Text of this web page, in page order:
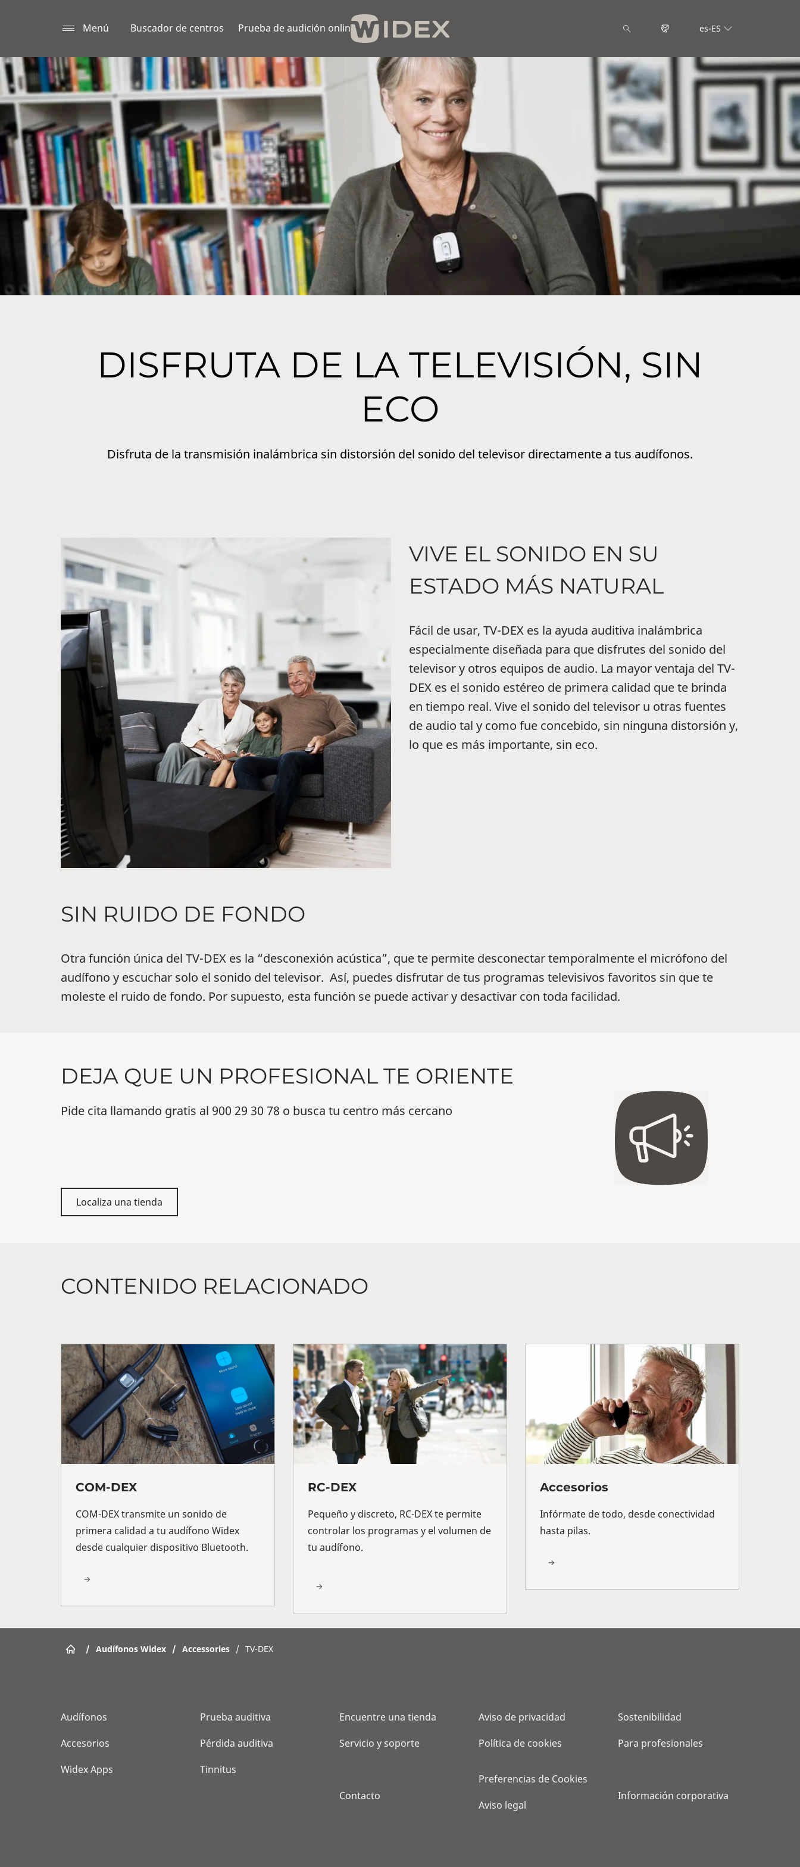
Menú Buscador de centros Prueba de audición online es-ES
DISFRUTA DE LA TELEVISIÓN, SIN
ECO
Disfruta de la transmisión inalámbrica sin distorsión del sonido del televisor directamente a tus audífonos.
VIVE EL SONIDO EN SU
ESTADO MÁS NATURAL
Fácil de usar, TV-DEX es la ayuda auditiva inalámbrica
especialmente diseñada para que disfrutes del sonido del
televisor y otros equipos de audio. La mayor ventaja del TV-
DEX es el sonido estéreo de primera calidad que te brinda
en tiempo real. Vive el sonido del televisor u otras fuentes
de audio tal y como fue concebido, sin ninguna distorsión y,
lo que es más importante, sin eco.
SIN RUIDO DE FONDO
Otra función única del TV-DEX es la “desconexión acústica”, que te permite desconectar temporalmente el micrófono del
audífono y escuchar solo el sonido del televisor. Así, puedes disfrutar de tus programas televisivos favoritos sin que te
moleste el ruido de fondo. Por supuesto, esta función se puede activar y desactivar con toda facilidad.
DEJA QUE UN PROFESIONAL TE ORIENTE
Pide cita llamando gratis al 900 29 30 78 o busca tu centro más cercano
Localiza una tienda
CONTENIDO RELACIONADO
COM-DEX
COM-DEX transmite un sonido de
primera calidad a tu audífono Widex
desde cualquier dispositivo Bluetooth.
RC-DEX
Pequeño y discreto, RC-DEX te permite
controlar los programas y el volumen de
tu audífono.
Accesorios
Infórmate de todo, desde conectividad
hasta pilas.
/ Audífonos Widex / Accessories / TV-DEX
Audífonos
Accesorios
Widex Apps
Prueba auditiva
Pérdida auditiva
Tinnitus
Encuentre una tienda
Servicio y soporte
Contacto
Aviso de privacidad
Política de cookies
Preferencias de Cookies
Aviso legal
Sostenibilidad
Para profesionales
Información corporativa